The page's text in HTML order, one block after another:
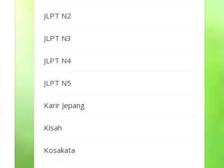
JLPT N2
JLPT N3
JLPT N4
JLPT N5
Karir Jepang
Kisah
Kosakata